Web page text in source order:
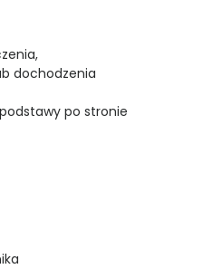
dochodzenia
po stronie